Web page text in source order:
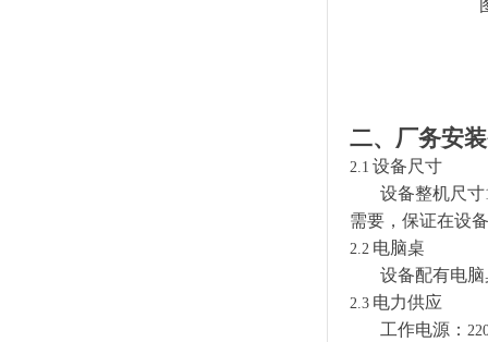
二、厂务安
2.1 设备尺寸
设备整机尺寸
需要，保证在设
2.2 电脑桌
设备配有电
2.3 电力供应
工作电源：